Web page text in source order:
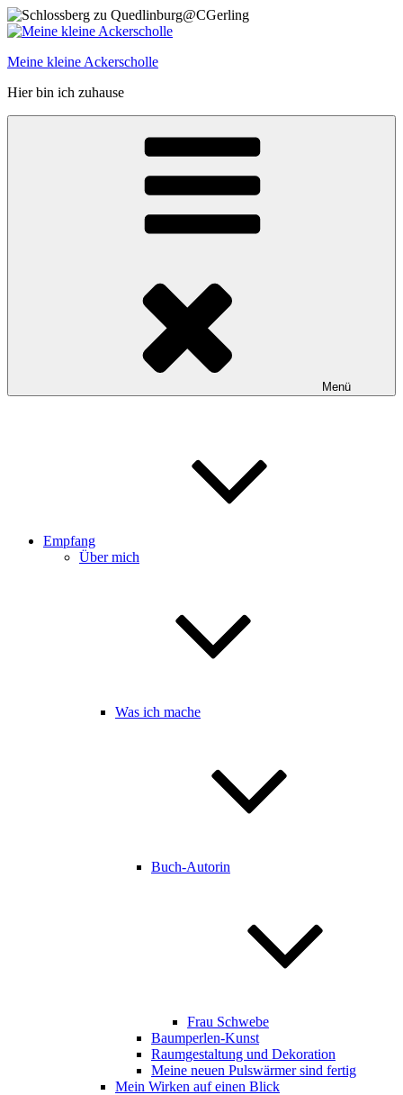
Zum
Inhalt
Meine kleine Ackerscholle
Hier bin ich zuhause
Menü
Empfang
Über mich
Was ich mache
Buch-Autorin
Frau Schwebe
Baumperlen-Kunst
Raumgestaltung und Dekoration
Meine neuen Pulswärmer sind fertig
Mein Wirken auf einen Blick